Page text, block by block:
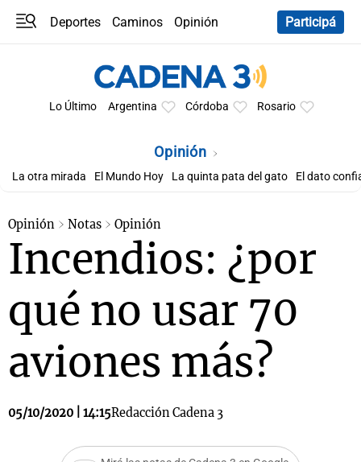
Deportes Caminos
Opinión
Participá
Lo Último Argentina Córdoba Rosario
Opinión
La otra mirada El Mundo Hoy La quinta pata del gato El dato
Opinión Notas Opinión
Incendios: ¿por
qué no usar 70
aviones más?
05/10/2020 | 14:15Redacción Cadena 3